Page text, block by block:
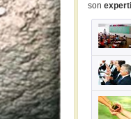
son